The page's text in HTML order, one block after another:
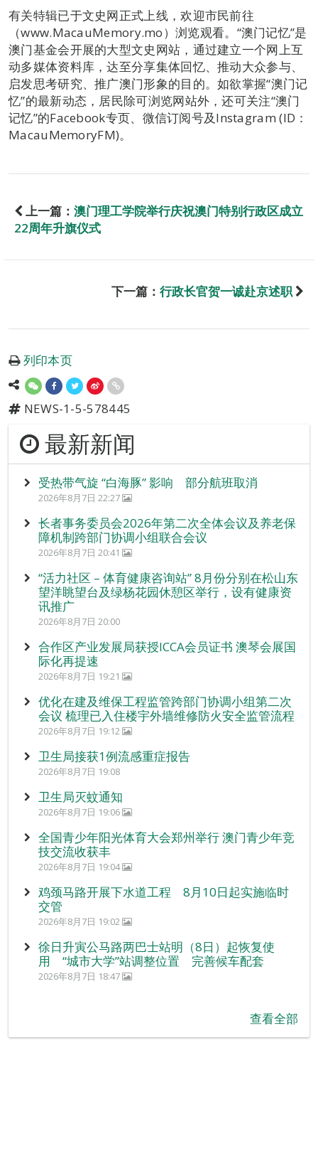
有关特辑已于文史网正式上线，欢迎市民前往
（www.MacauMemory.mo）浏览观看。“澳门记忆”是
澳门基金会开展的大型文史网站，通过建立一个网上互
动多媒体资料库，达至分享集体回忆、推动大众参与、
启发思考研究、推广澳门形象的目的。如欲掌握“澳门记
忆”的最新动态，居民除可浏览网站外，还可关注“澳门
记忆”的Facebook专页、微信订阅号及Instagram (ID：
MacauMemoryFM)。
上一篇： 澳门理工学院举行庆祝澳门特别行政区成立
22周年升旗仪式
下一篇： 行政长官贺一诚赴京述职
列印本页
NEWS-1-5-578445
最新新闻
受热带气旋 “白海豚” 影响 部分航班取消
2026年8月7日 22:27
长者事务委员会2026年第二次全体会议及养老保
障机制跨部门协调小组联合会议
2026年8月7日 20:41
“活力社区 – 体育健康咨询站” 8月份分别在松山东
望洋眺望台及绿杨花园休憩区举行，设有健康资
讯推广
2026年8月7日 20:00
合作区产业发展局获授ICCA会员证书 澳琴会展国
际化再提速
2026年8月7日 19:21
优化在建及维保工程监管跨部门协调小组第二次
会议 梳理已入住楼宇外墙维修防火安全监管流程
2026年8月7日 19:12
卫生局接获1例流感重症报告
2026年8月7日 19:08
卫生局灭蚊通知
2026年8月7日 19:06
全国青少年阳光体育大会郑州举行 澳门青少年竞
技交流收获丰
2026年8月7日 19:04
鸡颈马路开展下水道工程 8月10日起实施临时
交管
2026年8月7日 19:02
徐日升寅公马路两巴士站明（8日）起恢复使
用 “城市大学”站调整位置 完善候车配套
2026年8月7日 18:47
查看全部